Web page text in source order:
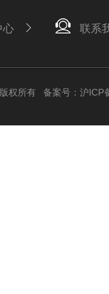
心 联系
权所有 备案号：沪ICP